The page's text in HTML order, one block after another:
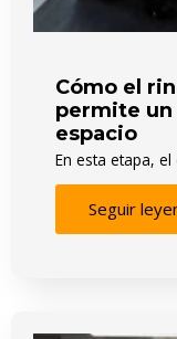
Cómo el
permite un
espacio
En esta etapa,
Seguir